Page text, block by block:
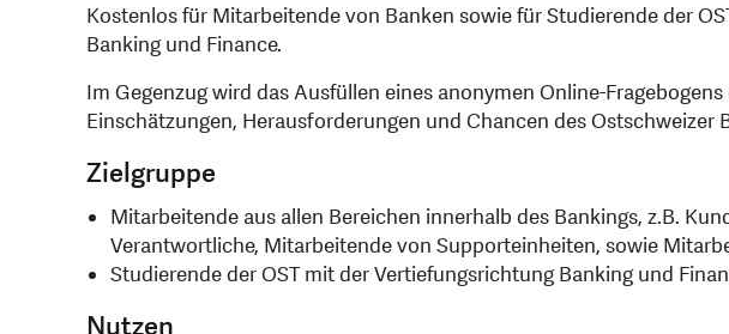
Kostenlos für Mitarbeitende von Banken sowie für Studierende der
Banking und Finance.
Im Gegenzug wird das Ausfüllen eines anonymen Online-
Einschätzungen, Herausforderungen und Chancen des Ostschweizer
Zielgruppe
Mitarbeitende aus allen Bereichen innerhalb des Bankings, z.B.
Verantwortliche, Mitarbeitende von Supporteinheiten, sowie
Studierende der OST mit der Vertiefungsrichtung Banking und
Nutzen